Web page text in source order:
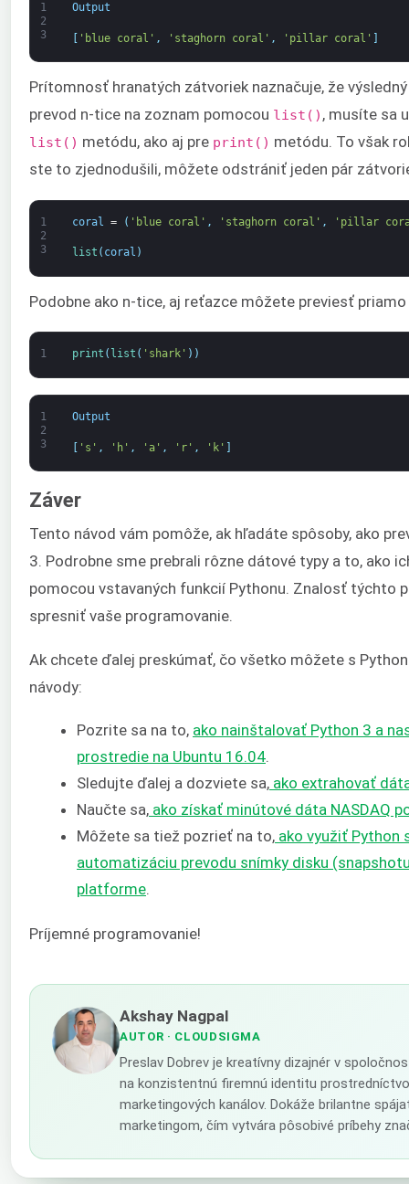
1
2
3
Output
[ 'blue coral' , 'staghorn coral' , 'pillar coral' ]
Prítomnosť hranatých zátvoriek naznačuje, že
prevod n-tice na zoznam pomocou list() , musíte sa
list() metódu, ako aj pre print() metódu. To však
ste to zjednodušili, môžete odstrániť jeden pár
1
2
3
coral = ( 'blue coral' , 'staghorn coral' , 'pillar
list ( coral )
Podobne ako n-tice, aj reťazce môžete previesť
1 print ( list ( 'shark' ) )
1
2
3
Output
's' , 'h' , 'a' , 'r' , 'k'
Záver
Tento návod vám pomôže, ak hľadáte spôsoby, ako
3. Podrobne sme prebrali rôzne dátové typy a to, ako
pomocou vstavaných funkcií Pythonu. Znalosť týchto
spresniť vaše programovanie.
Ak chcete ďalej preskúmať, čo všetko môžete s
návody:
Pozrite sa na to, ako nainštalovať Python 3 a
prostredie na Ubuntu 16.04.
Sledujte ďalej a dozviete sa, ako extrahovať
Naučte sa, ako získať minútové dáta NASDAQ
Môžete sa tiež pozrieť na to, ako využiť Python
automatizáciu prevodu snímky disku
platforme.
Príjemné programovanie!
Akshay Nagpal
AUTOR · CLOUDSIGMA
Preslav Dobrev je kreatívny dizajnér v
na konzistentnú firemnú identitu
marketingových kanálov. Dokáže brilantne
marketingom, čím vytvára pôsobivé príbehy